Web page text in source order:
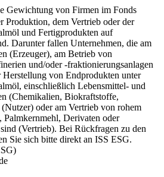
Gewichtung von Firmen im Fonds
Produktion, dem Vertrieb oder der
und Fertigprodukten auf
Darunter fallen Unternehmen, die am
(Erzeuger), am Betrieb von
und/oder -fraktionierungsanlagen
Herstellung von Endprodukten unter
einschließlich Lebensmittel- und
(Chemikalien, Biokraftstoffe,
oder am Vertrieb von rohem
Palmkernmehl, Derivaten oder
(Vertrieb). Bei Rückfragen zu den
Sie sich bitte direkt an ISS ESG.